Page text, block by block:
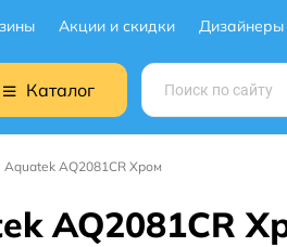
Акции и скидки Дизайнеры
Каталог
AQ2081CR Хром
AQ2081CR